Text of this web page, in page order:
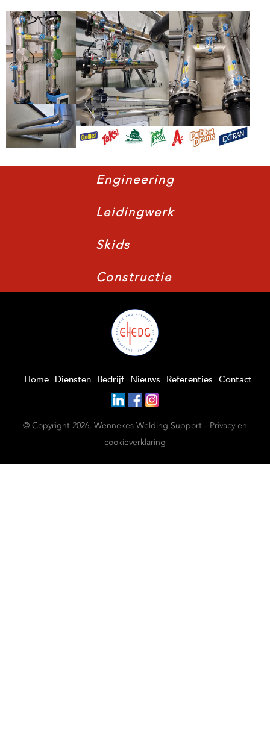
Engineering
Leidingwerk
Skids
Constructie
Home Diensten Bedrijf Nieuws Referenties Contact
© Copyright 2026, Wennekes Welding Support - Privacy en
cookieverklaring